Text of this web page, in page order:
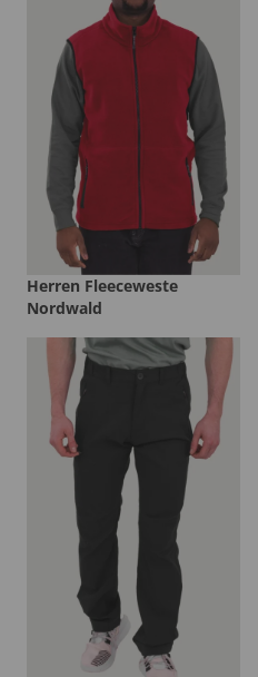
Herren Fleeceweste
Nordwald